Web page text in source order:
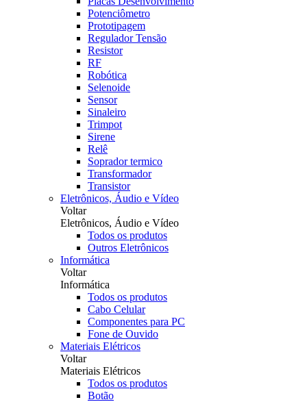
Potenciômetro
Prototipagem
Regulador Tensão
Resistor
RF
Robótica
Selenoide
Sensor
Sinaleiro
Trimpot
Sirene
Relê
Soprador termico
Transformador
Transistor
Eletrônicos, Áudio e Vídeo
Voltar
Eletrônicos, Áudio e Vídeo
Todos os produtos
Outros Eletrônicos
Informática
Voltar
Informática
Todos os produtos
Cabo Celular
Componentes para PC
Fone de Ouvido
Materiais Elétricos
Voltar
Materiais Elétricos
Todos os produtos
Botão